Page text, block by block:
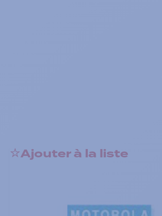
Ajouter à la liste